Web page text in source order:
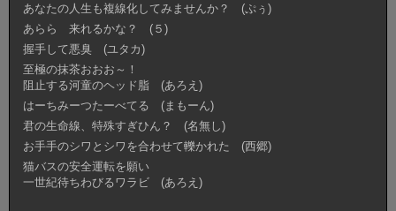
あなたの人生も複線化してみませんか？ (ぷぅ)
あらら 来れるかな？ (５)
握手して悪臭 (ユタカ)
至極の抹茶おおお～！
阻止する河童のヘッド脂 (あろえ)
はーちみーつたーべてる (まもーん)
君の生命線、特殊すぎひん？ (名無し)
お手手のシワとシワを合わせて轢かれた (西郷)
猫バスの安全運転を願い
一世紀待ちわびるワラビ (あろえ)